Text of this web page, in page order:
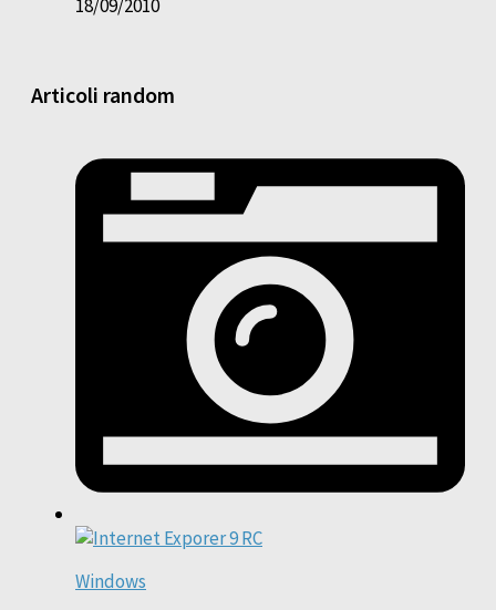
18/09/2010
Articoli random
Windows